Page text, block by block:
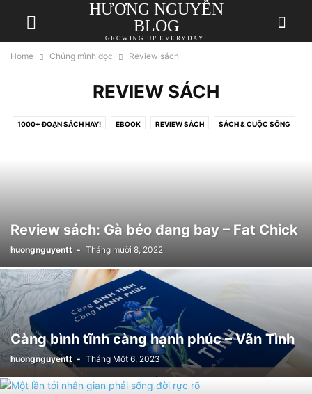
HƯƠNG NGUYỄN
BLOG
GROWING UP EVERYDAY!
Home Chúng mình đọc Review sách
REVIEW SÁCH
1000+ ĐOẠN SÁCH HAY! EBOOK REVIEW SÁCH SÁCH & CUỘC SỐNG
Review sách: Gà béo đang bay – Fat Chick
huongnguyentt - Tháng mười 8, 2022
Càng bình tĩnh càng hạnh phúc – Vãn Tình
huongnguyentt - Tháng Một 6, 2023